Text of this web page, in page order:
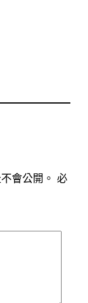
會公開。 必